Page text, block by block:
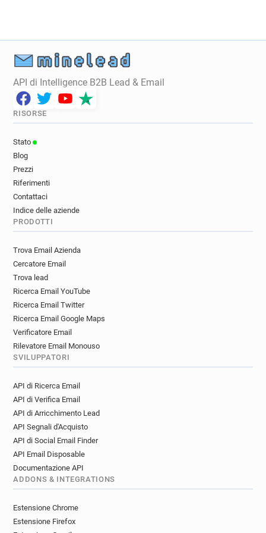
API di Intelligence B2B Lead & Email
RISORSE
Stato
Blog
Prezzi
Riferimenti
Contattaci
Indice delle aziende
PRODOTTI
Trova Email Azienda
Cercatore Email
Trova lead
Ricerca Email YouTube
Ricerca Email Twitter
Ricerca Email Google Maps
Verificatore Email
Rilevatore Email Monouso
SVILUPPATORI
API di Ricerca Email
API di Verifica Email
API di Arricchimento Lead
API Segnali d'Acquisto
API di Social Email Finder
API Email Disposable
Documentazione API
ADDONS & INTEGRATIONS
Estensione Chrome
Estensione Firefox